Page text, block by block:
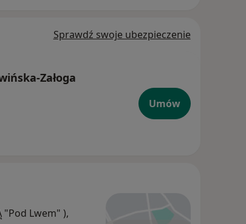
Sprawdź swoje ubezpieczenie
Załoga
Umów
"Pod Lwem" ),